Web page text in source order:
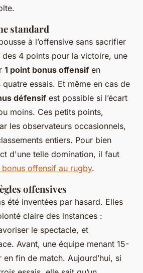
standard
à l’offensive sans sacrifier
des 4 points pour la victoire, une
1 point bonus offensif en
essais. Et même en cas de
défensif est possible si l’écart
moins. Ces petits points,
les observateurs occasionnels,
entiers. Pour bien
d'une telle domination, il faut
offensif au rugby.
offensives
été inventées par hasard. Elles
claire des instances :
le spectacle, et
Avant, une équipe menant 15-
fin de match. Aujourd’hui, si